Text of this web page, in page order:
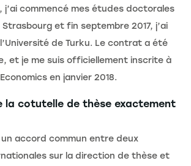
j’ai commencé mes études doctorales
Strasbourg et fin septembre 2017, j’ai
de Turku. Le contrat a été
et je me suis officiellement inscrite à
en janvier 2018.
la cotutelle de thèse exactement
accord commun entre deux
sur la direction de thèse et